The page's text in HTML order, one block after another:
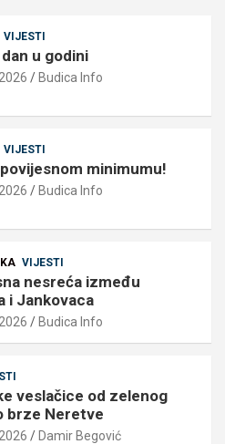
VIJESTI
u godini
Budica Info
VIJESTI
minimumu!
Budica Info
VIJESTI
nesreća između
i Jankovaca
Budica Info
veslačice od zelenog
brze Neretve
Damir Begović